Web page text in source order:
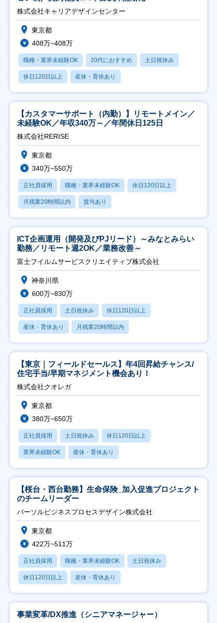
株式会社キャリアデザインセンター
東京都
408万~408万
職種・業界未経験OK 20代におすすめ 土日祝休み
休日120日以上 産休・育休あり
【カスタマーサポート（内勤）】リモートメイン／
未経験OK／年収340万～／年間休日125日
株式会社RERISE
東京都
340万~550万
正社員採用 職種・業界未経験OK 休日120日以上
月残業20時間以内 賞与あり
ICT企画運用（開発及びPJリード）～みなとみらい
勤務／リモート週2OK／業務改善～
富士フイルムサービスクリエイティブ株式会社
神奈川県
600万~830万
正社員採用 土日祝休み 休日120日以上
産休・育休あり 月残業20時間以内
【東京｜フィールドセールス】年4回昇給チャンス/
住宅手当/早期マネジメント機会あり！
株式会社クオレガ
東京都
380万~650万
正社員採用 土日祝休み 休日120日以上
業界未経験OK 産休・育休あり
【桜台・西台勤務】生命保険_加入促進プロジェクト
のチームリーダー
パーソルビジネスプロセスデザイン株式会社
東京都
422万~511万
正社員採用 職種・業界未経験OK 土日祝休み
休日120日以上 産休・育休あり
事業変革/DX推進（シニアマネージャー）